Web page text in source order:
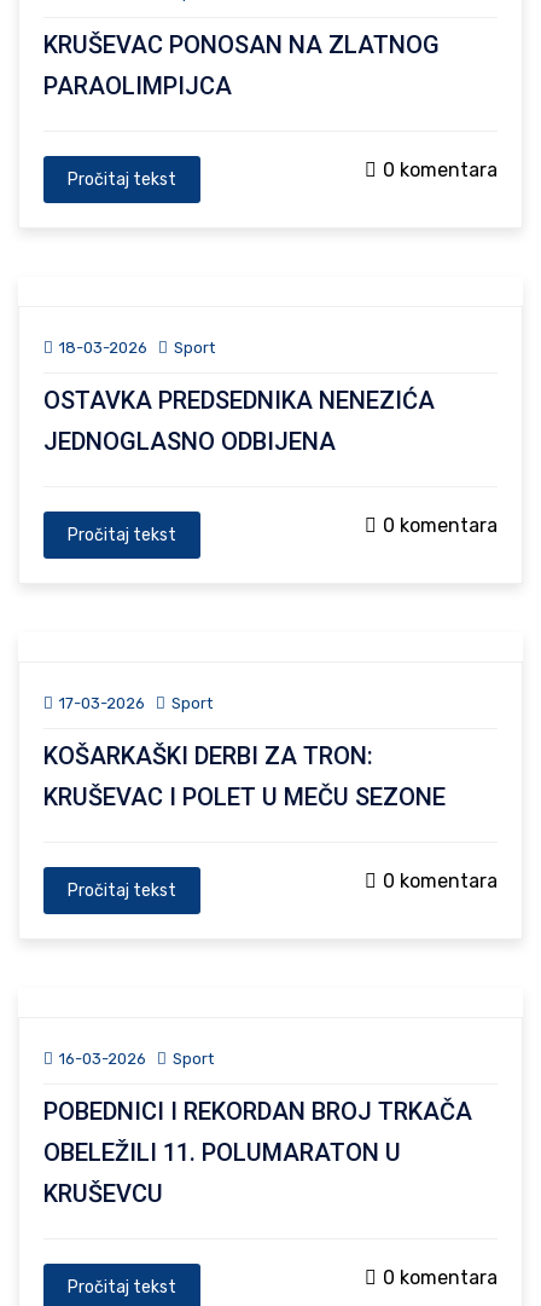
KRUŠEVAC PONOSAN NA ZLATNOG
PARAOLIMPIJCA
Pročitaj tekst 0 komentara
18-03-2026 Sport
OSTAVKA PREDSEDNIKA NENEZIĆA
JEDNOGLASNO ODBIJENA
Pročitaj tekst 0 komentara
17-03-2026 Sport
KOŠARKAŠKI DERBI ZA TRON:
KRUŠEVAC I POLET U MEČU SEZONE
Pročitaj tekst 0 komentara
16-03-2026 Sport
POBEDNICI I REKORDAN BROJ TRKAČA
OBELEŽILI 11. POLUMARATON U
KRUŠEVCU
Pročitaj tekst 0 komentara